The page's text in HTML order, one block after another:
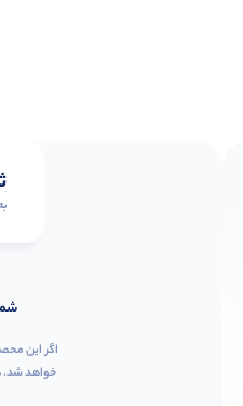
اگر این
خواهد شد.